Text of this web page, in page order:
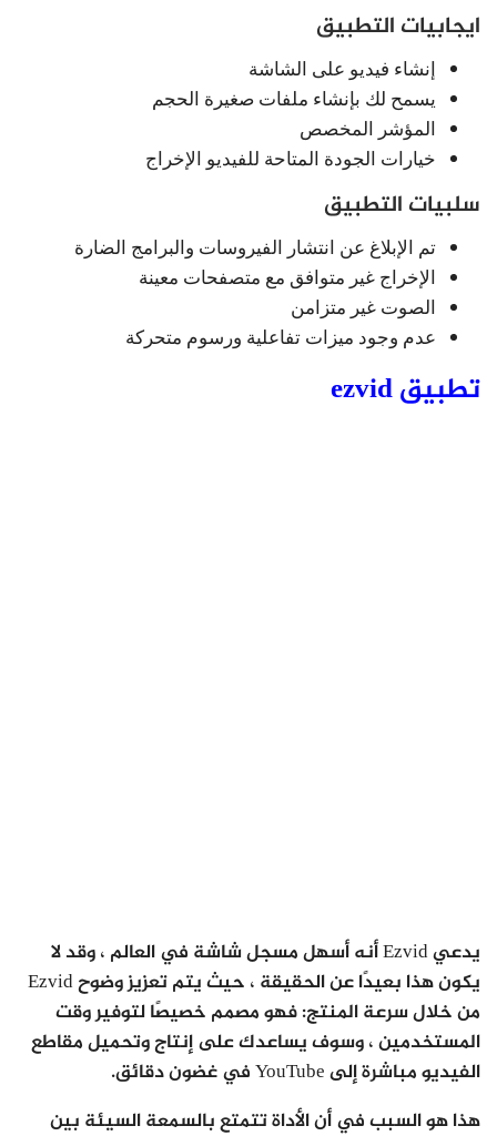
ايجابيات التطبيق
إنشاء فيديو على الشاشة
يسمح لك بإنشاء ملفات صغيرة الحجم
المؤشر المخصص
خيارات الجودة المتاحة للفيديو الإخراج
سلبيات التطبيق
تم الإبلاغ عن انتشار الفيروسات والبرامج الضارة
الإخراج غير متوافق مع متصفحات معينة
الصوت غير متزامن
عدم وجود ميزات تفاعلية ورسوم متحركة
تطبيق ezvid
يدعي Ezvid أنه أسهل مسجل شاشة في العالم ، وقد لا
يكون هذا بعيدًا عن الحقيقة ، حيث يتم تعزيز وضوح Ezvid
من خلال سرعة المنتج: فهو مصمم خصيصًا لتوفير وقت
المستخدمين ، وسوف يساعدك على إنتاج وتحميل مقاطع
الفيديو مباشرة إلى YouTube في غضون دقائق.
هذا هو السبب في أن الأداة تتمتع بالسمعة السيئة بين